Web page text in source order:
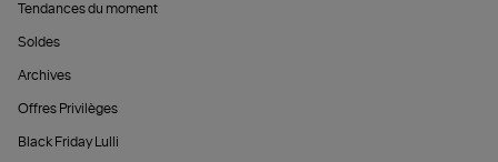
Tendances du moment
Soldes
Archives
Offres Privilèges
Black Friday Lulli